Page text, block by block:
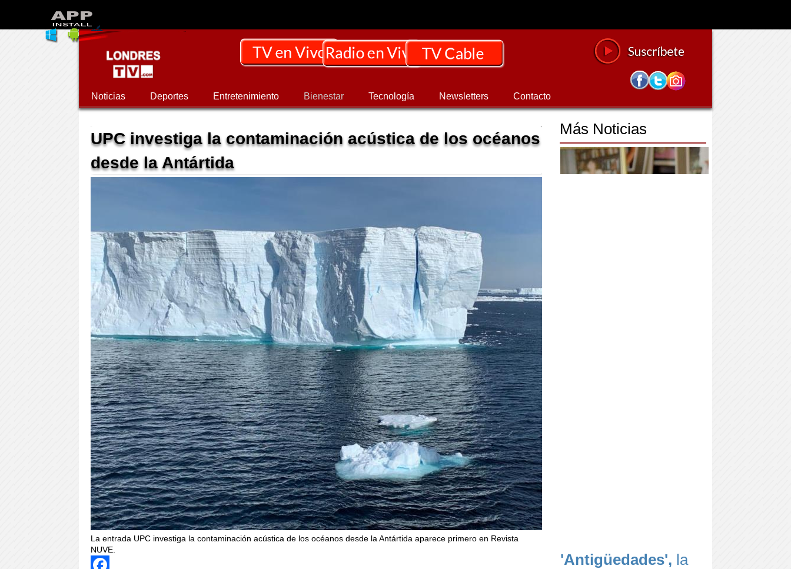
Noticias Deportes Entretenimiento Bienestar Tecnología Newsletters Contacto
UPC investiga la contaminación acústica de los océanos
desde la Antártida
La entrada UPC investiga la contaminación acústica de los océanos desde la Antártida aparece primero en Revista
NUVE.
Más Noticias
'Antigüedades', la